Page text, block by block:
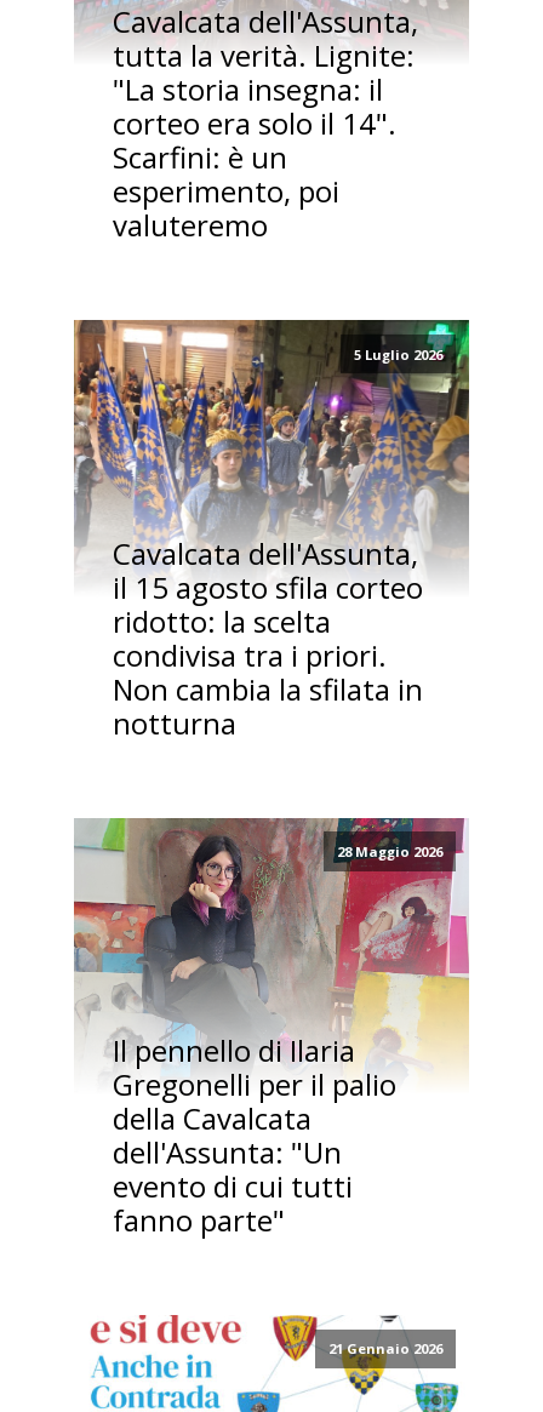
Cavalcata dell'Assunta,
tutta la verità. Lignite:
"La storia insegna: il
corteo era solo il 14".
Scarfini: è un
esperimento, poi
valuteremo
5 Luglio 2026
Cavalcata dell'Assunta,
il 15 agosto sfila corteo
ridotto: la scelta
condivisa tra i priori.
Non cambia la sfilata in
notturna
28 Maggio 2026
Il pennello di Ilaria
Gregonelli per il palio
della Cavalcata
dell'Assunta: "Un
evento di cui tutti
fanno parte"
21 Gennaio 2026